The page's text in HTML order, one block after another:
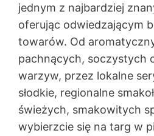
jednym z najbardziej
oferując odwiedzającym
towarów. Od
pachnących, soczystych
warzyw, przez lokalne
słodkie, regionalne
świeżych, smakowitych
wybierzcie się na targ w